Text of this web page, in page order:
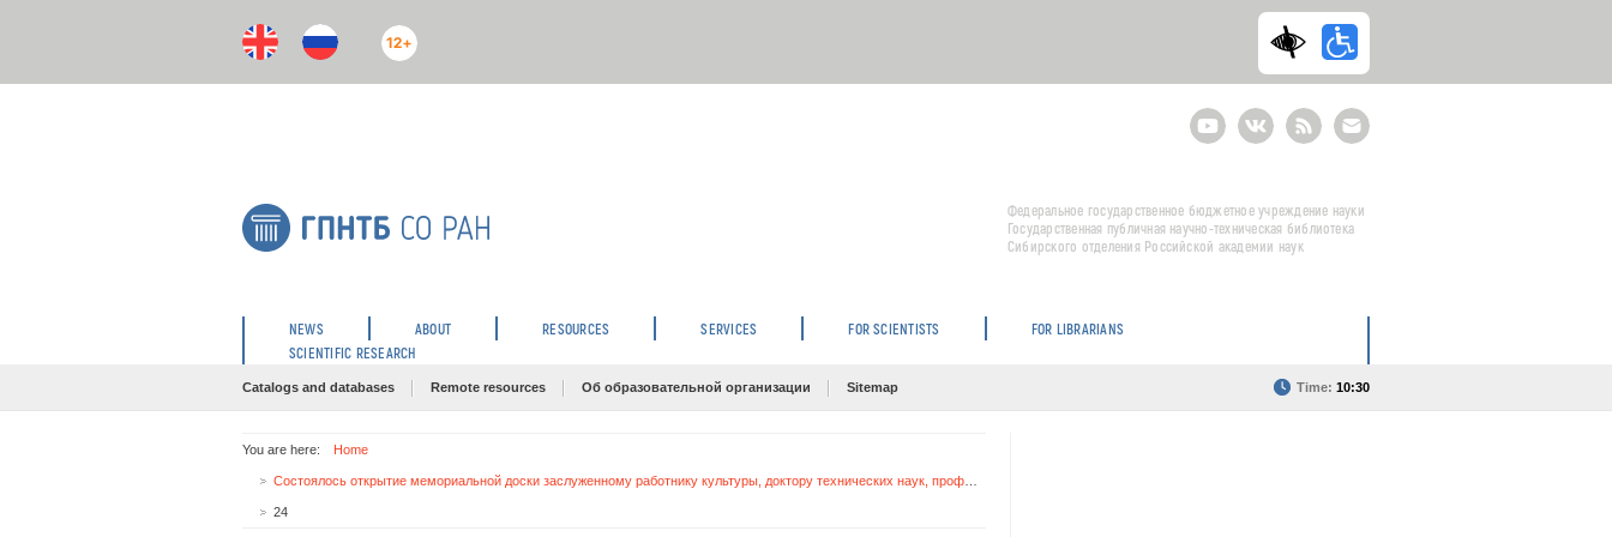
12+
YoutubeВКонтактеRSS
E-
mail
подписка
Федеральное государственное бюджетное учреждение науки
Государственная публичная научно-техническая библиотека
Сибирского отделения Российской академии наук
NEWS ABOUT RESOURCES SERVICES FOR SCIENTISTS
FOR LIBRARIANS
SCIENTIFIC RESEARCH
Catalogs and databases Remote resources Об образовательной организации Sitemap Time: 10:30
You are here: Home
24